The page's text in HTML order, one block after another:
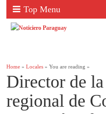
Top Menu
Home »Locales » You are reading »
Director de
regional de